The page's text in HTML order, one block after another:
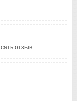
отзыв